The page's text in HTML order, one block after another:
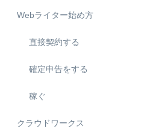
Webライター始め方
直接契約する
確定申告をする
稼ぐ
クラウドワークス